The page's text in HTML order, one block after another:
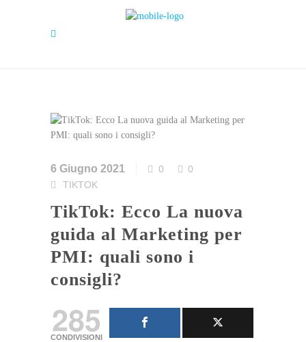
6 Giugno 2021 0
0
TIKTOK
TikTok: Ecco La nuova
guida al Marketing per
PMI: quali sono i
consigli?
285
CONDIVISIONI